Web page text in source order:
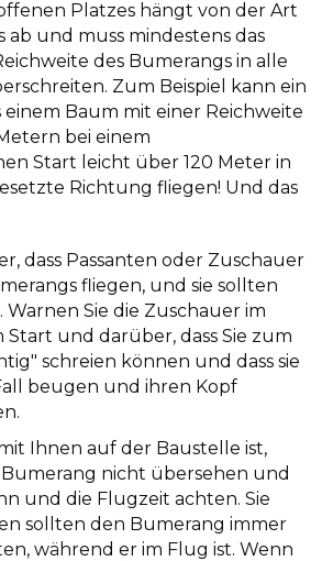
Platzes hängt von der Art
ab und muss mindestens das
des Bumerangs in alle
Zum Beispiel kann ein
einem Baum mit einer Reichweite
bei einem
Start leicht über 120 Meter in
Richtung fliegen! Und das
dass Passanten oder Zuschauer
fliegen, und sie sollten
Sie die Zuschauer im
Start und darüber, dass Sie zum
schreien können und dass sie
beugen und ihren Kopf
Ihnen auf der Baustelle ist,
nicht übersehen und
und die Flugzeit achten. Sie
sollten den Bumerang immer
während er im Flug ist. Wenn